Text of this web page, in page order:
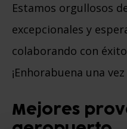
Estamos orgullosos
excepcionales y
colaborando con
¡Enhorabuena una
Mejores